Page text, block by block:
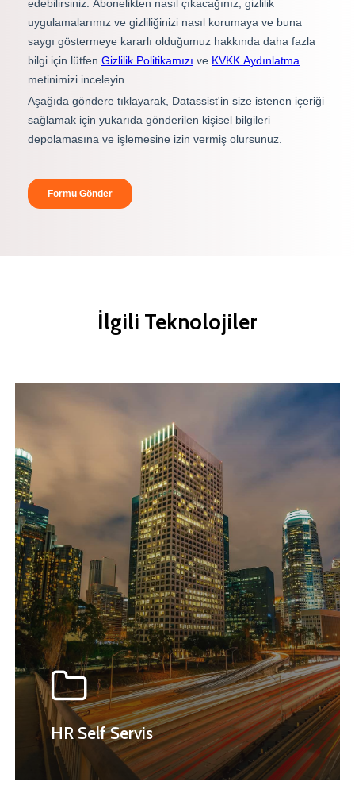
İlgili Teknolojiler
HR Self Servis